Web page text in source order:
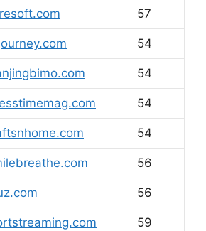
57
54
54
54
54
56
56
59